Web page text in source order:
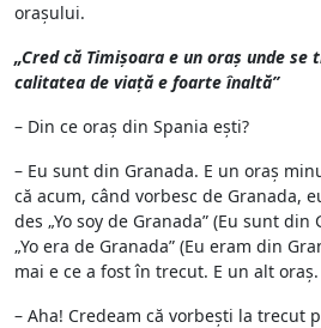
orașului.
„Cred că Timișoara e un oraș unde
calitatea de viață e foarte înaltă”
– Din ce oraș din Spania ești?
– Eu sunt din Granada. E un oraș
că acum, când vorbesc de Granada,
des „Yo soy de Granada” (Eu sunt
„Yo era de Granada” (Eu eram din
mai e ce a fost în trecut. E un alt oraș.
– Aha! Credeam că vorbești la trecut